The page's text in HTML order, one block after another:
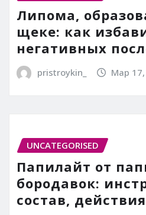
Липома,
щеке: как
негативных
pristroykin_ Мар
UNCATEGORISED
Папилайт от
бородавок:
состав,